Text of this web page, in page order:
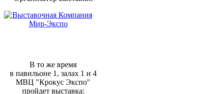
В то же время
в павильоне 1, залах 1 и 4
МВЦ "Крокус Экспо"
пройдет выставка: